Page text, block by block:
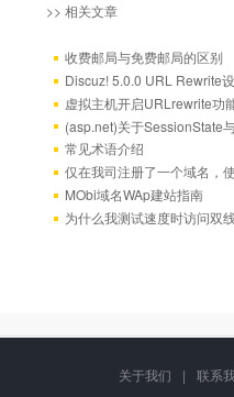
>> 相关文章
收费邮局与免费邮局的区别
Discuz! 5.0.0 URL Rewrite
虚拟主机开启URLrewrite功
(asp.net)关于SessionState
常见术语介绍
仅在我司注册了一个域名，
MObi域名WAp建站指南
为什么我测试速度时访问双
关于我们 | 联系